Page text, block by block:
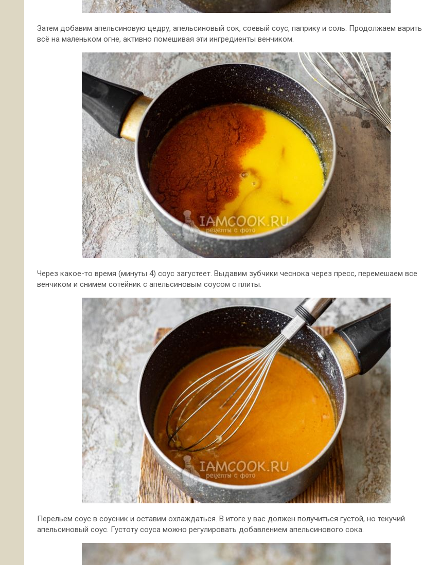
Затем добавим апельсиновую цедру, апельсиновый сок, соевый соус, паприку и соль. Продолжаем варить
всё на маленьком огне, активно помешивая эти ингредиенты венчиком.
Через какое-то время (минуты 4) соус загустеет. Выдавим зубчики чеснока через пресс, перемешаем все
венчиком и снимем сотейник с апельсиновым соусом с плиты.
Перельем соус в соусник и оставим охлаждаться. В итоге у вас должен получиться густой, но текучий
апельсиновый соус. Густоту соуса можно регулировать добавлением апельсинового сока.